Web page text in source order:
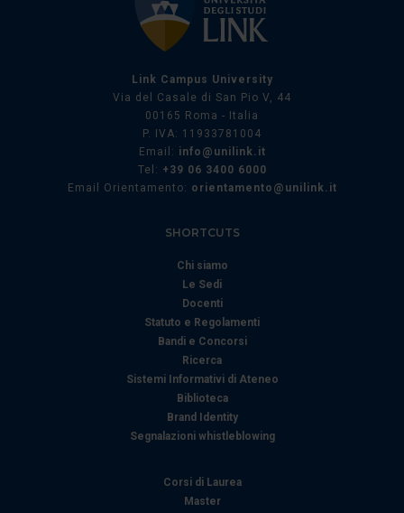
Link Campus University
Via del Casale di San Pio V, 44
00165 Roma - Italia
P. IVA: 11933781004
Email: info@unilink.it
Tel: +39 06 3400 6000
Email Orientamento: orientamento@unilink.it
SHORTCUTS
Chi siamo
Le Sedi
Docenti
Statuto e Regolamenti
Bandi e Concorsi
Ricerca
Sistemi Informativi di Ateneo
Biblioteca
Brand Identity
Segnalazioni whistleblowing
Corsi di Laurea
Master